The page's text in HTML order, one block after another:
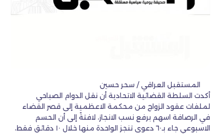
المستقبل العراقي / سحر حسين
أكدت السلطة القضائية الاتحادية أن نقل الدوام الصباحي
لملفات عقود الزواج من محكمة الاعظمية إلى قصر القضاء
في الرصافة اسهم برفع نسب الانجاز، لافتةً إلى أن الحسم
الاسبوعي جاء بـ٦٠ دعوى تنجز الواحدة منها خلال ١٠ دقائق فقط،